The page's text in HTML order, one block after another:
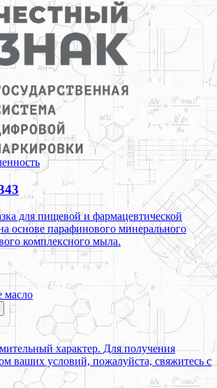
для пищевой и фармацевтической
основе парафинового минерального
комплексного мыла.
масло
характер. Для получения
ваших условий, пожалуйста, свяжитесь с